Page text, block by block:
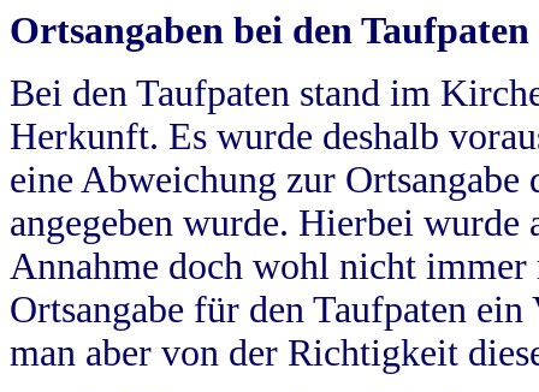
Ortsangaben bei den Taufpaten
Bei den Taufpaten stand im
Herkunft. Es wurde deshalb
eine Abweichung zur
angegeben wurde. Hierbei wurde
Annahme doch wohl nicht
Ortsangabe für den Taufpaten
man aber von der Richtigkeit